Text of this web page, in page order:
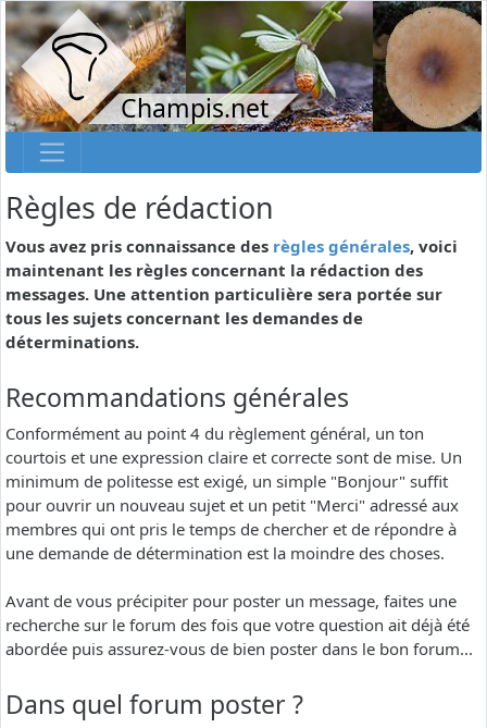
Champis.net
Règles de rédaction
Vous avez pris connaissance des règles générales, voici
maintenant les règles concernant la rédaction des
messages. Une attention particulière sera portée sur
tous les sujets concernant les demandes de
déterminations.
Recommandations générales
Conformément au point 4 du règlement général, un ton
courtois et une expression claire et correcte sont de mise. Un
minimum de politesse est exigé, un simple "Bonjour" suffit
pour ouvrir un nouveau sujet et un petit "Merci" adressé aux
membres qui ont pris le temps de chercher et de répondre à
une demande de détermination est la moindre des choses.
Avant de vous précipiter pour poster un message, faites une
recherche sur le forum des fois que votre question ait déjà été
abordée puis assurez-vous de bien poster dans le bon forum...
Dans quel forum poster ?